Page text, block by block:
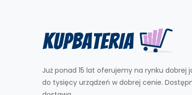
Już ponad 15 lat oferujemy na rynku dobrej
do tysięcy urządzeń w dobrej cenie.